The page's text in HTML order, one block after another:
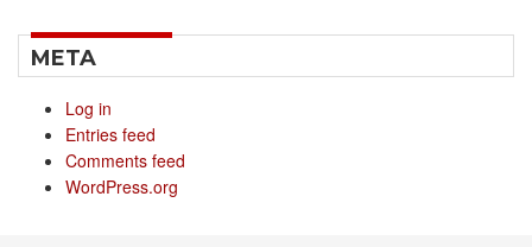
META
Log in
Entries feed
Comments feed
WordPress.org